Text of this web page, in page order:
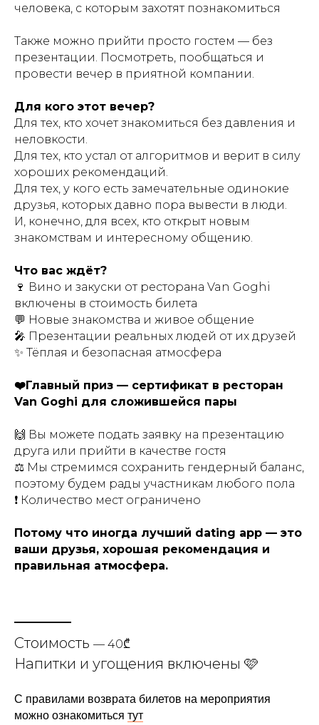
человека, с которым захотят познакомиться
Также можно прийти просто гостем — без
презентации. Посмотреть, пообщаться и
провести вечер в приятной компании.
Для кого этот вечер?
Для тех, кто хочет знакомиться без давления и
неловкости.
Для тех, кто устал от алгоритмов и верит в силу
хороших рекомендаций.
Для тех, у кого есть замечательные одинокие
друзья, которых давно пора вывести в люди.
И, конечно, для всех, кто открыт новым
знакомствам и интересному общению.
Что вас ждёт?
🍷 Вино и закуски от ресторана Van Goghi
включены в стоимость билета
💬 Новые знакомства и живое общение
🎤 Презентации реальных людей от их друзей
✨ Тёплая и безопасная атмосфера
❤️Главный приз — сертификат в ресторан
Van Goghi для сложившейся пары
🙌 Вы можете подать заявку на презентацию
друга или прийти в качестве гостя
⚖️ Мы стремимся сохранить гендерный баланс,
поэтому будем рады участникам любого пола
❗ Количество мест ограничено
Потому что иногда лучший dating app — это
ваши друзья, хорошая рекомендация и
правильная атмосфера.
Стоимость — 40₾
Напитки и угощения включены 🩷
С правилами возврата билетов на мероприятия
можно ознакомиться тут